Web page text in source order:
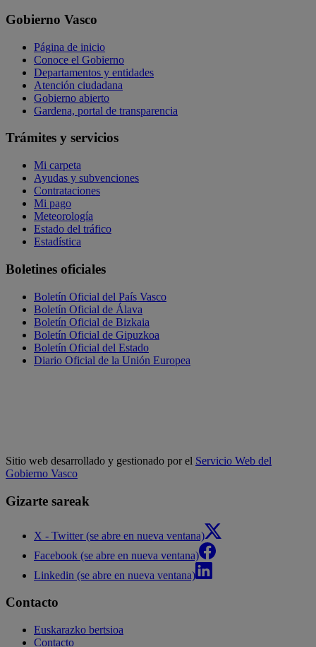
Gobierno Vasco
Página de inicio
Conoce el Gobierno
Departamentos y entidades
Atención ciudadana
Gobierno abierto
Gardena, portal de transparencia
Trámites y servicios
Mi carpeta
Ayudas y subvenciones
Contrataciones
Mi pago
Meteorología
Estado del tráfico
Estadística
Boletines oficiales
Boletín Oficial del País Vasco
Boletín Oficial de Álava
Boletín Oficial de Bizkaia
Boletín Oficial de Gipuzkoa
Boletín Oficial del Estado
Diario Oficial de la Unión Europea
Sitio web desarrollado y gestionado por el Servicio Web del
Gobierno Vasco
Gizarte sareak
X - Twitter (se abre en nueva ventana)
Facebook (se abre en nueva ventana)
Linkedin (se abre en nueva ventana)
Contacto
Euskarazko bertsioa
Contacto